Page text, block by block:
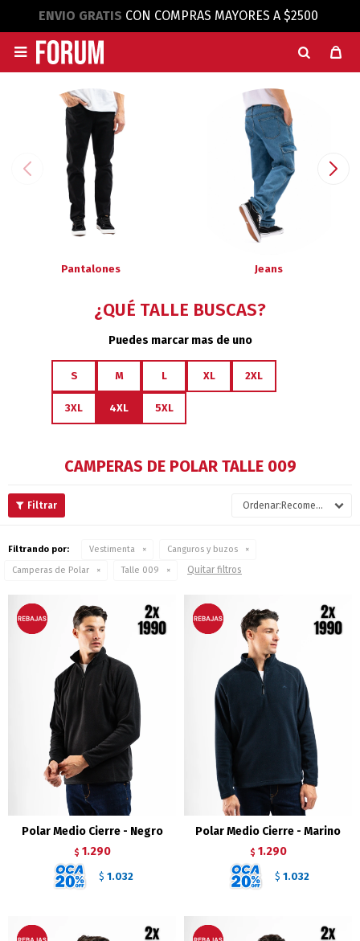
ENVIO GRATIS CON COMPRAS MAYORES A $2500

Pantalones Jeans
¿QUÉ TALLE BUSCAS?
Puedes marcar mas de uno
S M L XL 2XL
3XL 4XL 5XL
CAMPERAS DE POLAR TALLE 009
Recomendados
Filtrando por: Vestimenta
Canguros y buzos
Camperas de Polar
Talle 009 Quitar filtros
Polar Medio Cierre - Negro
$ 1.290
$ 1.032
Polar Medio Cierre - Marino
$ 1.290
$ 1.032